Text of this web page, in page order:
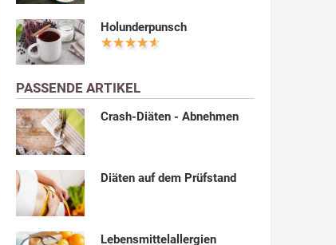
Holunderpunsch
PASSENDE ARTIKEL
Crash-Diäten - Abnehmen
Diäten auf dem Prüfstand
Lebensmittelallergien